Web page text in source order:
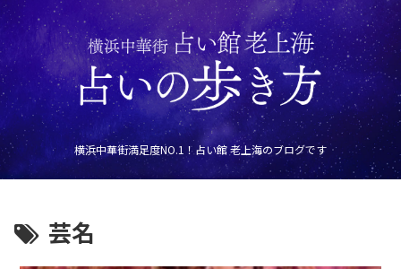
横浜中華街満足度NO.1！占い館 老上海のブログです
芸名